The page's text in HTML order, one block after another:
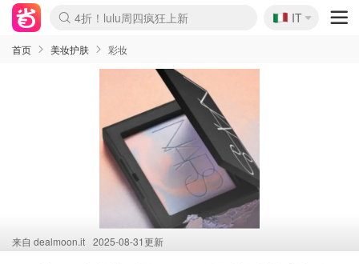
Boticinal 夏促开抢！
4折！lulu周四疯狂上新
速领！Stanley独家85折
Zalando 奥莱闪促！每日更新
🇮🇹
IT
首页 美妆护肤 彩妆
来自 dealmoon.it 2025-08-31更新